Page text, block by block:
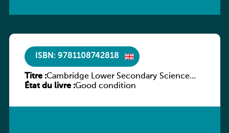
ISBN: 9781108742818
Titre :Cambridge Lower Secondary Science
Workbook with Digital Access Stage 7
État du livre :Good condition